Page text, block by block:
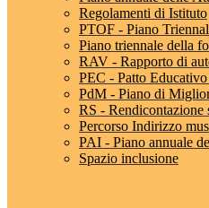
Regolamenti di Istituto
PTOF - Piano
Piano triennale della
RAV - Rapporto di
PEC - Patto
PdM - Piano di
RS - Rendicontazione
Percorso Indirizzo
PAI - Piano annuale
Spazio inclusione